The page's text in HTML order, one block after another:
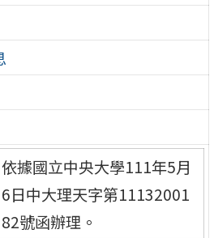
依據國立中央大學111年5月
6日中大理天字第11132001
82號函辦理。